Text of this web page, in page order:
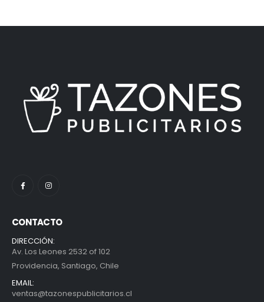
CONTACTO
DIRECCIÓN:
Av. Los Leones 2532 of 102
Providencia, Santiago, Chile
EMAIL:
ventas@tazonespublicitarios.cl